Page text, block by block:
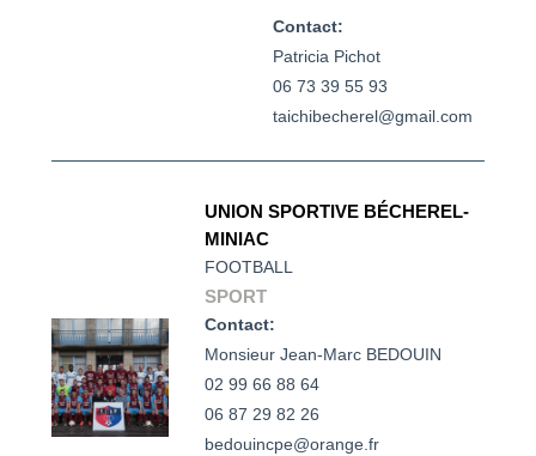
Contact:
Patricia Pichot
06 73 39 55 93
taichibecherel@gmail.com
UNION SPORTIVE BÉCHEREL-
MINIAC
FOOTBALL
SPORT
Contact:
Monsieur Jean-Marc BEDOUIN
02 99 66 88 64
06 87 29 82 26
bedouincpe@orange.fr